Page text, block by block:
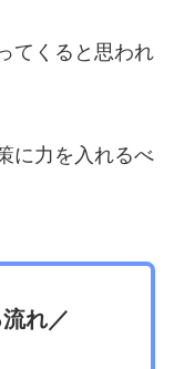
てくると思われ
に力を入れるべ
れ／